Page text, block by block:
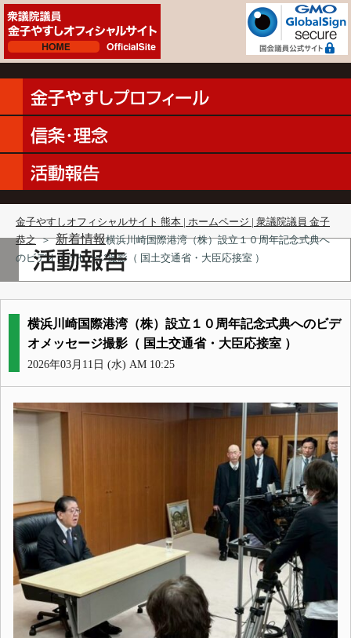
金子やすしオフィシャルサイト 熊本 | ホームページ | 衆議院議員 金子
恭之 ＞ 新着情報横浜川崎国際港湾（株）設立１０周年記念式典へ
のビデオメッセージ撮影（ 国土交通省・大臣応接室 ）
横浜川崎国際港湾（株）設立１０周年記念式典へのビデ
オメッセージ撮影（ 国土交通省・大臣応接室 ）
2026年03月11日 (水) AM 10:25